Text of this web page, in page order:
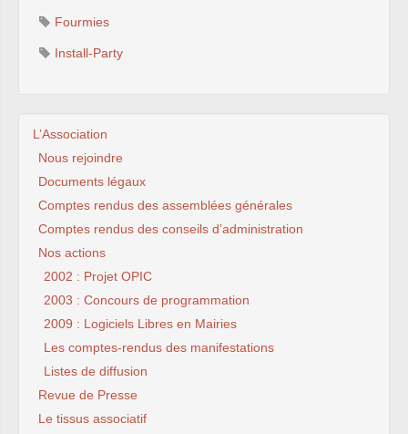
Fourmies
Install-Party
L’Association
Nous rejoindre
Documents légaux
Comptes rendus des assemblées générales
Comptes rendus des conseils d’administration
Nos actions
2002 : Projet OPIC
2003 : Concours de programmation
2009 : Logiciels Libres en Mairies
Les comptes-rendus des manifestations
Listes de diffusion
Revue de Presse
Le tissus associatif